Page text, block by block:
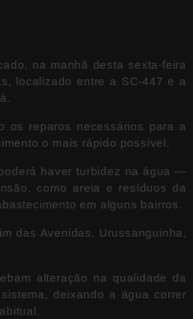
na manhã desta sexta-feira
localizado entre a SC-447 e a
.
os reparos necessários para a
o mais rápido possível.
haver turbidez na água —
como areia e resíduos da
em alguns bairros.
das Avenidas, Urussanguinha,
alteração na qualidade da
deixando a água correr